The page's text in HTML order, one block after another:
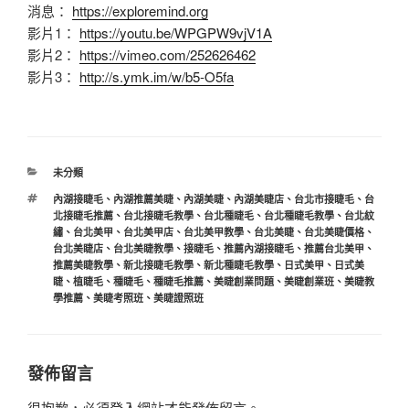
消息： https://exploremind.org
影片1： https://youtu.be/WPGPW9vjV1A
影片2： https://vimeo.com/252626462
影片3： http://s.ymk.im/w/b5-O5fa
分
未分類
標
籤
內湖接睫毛、 內湖推薦美睫、 內湖美睫、 內湖美睫店、 台北市接睫毛、 台
北接睫毛推薦、 台北接睫毛教學、 台北種睫毛、 台北種睫毛教學、 台北紋
繡、 台北美甲 、 台北美甲店、 台北美甲教學、 台北美睫、 台北美睫價格、
台北美睫店、 台北美睫教學、 接睫毛、 推薦內湖接睫毛、 推薦台北美甲 、
推薦美睫教學、 新北接睫毛教學、 新北種睫毛教學、 日式美甲 、 日式美
睫、 植睫毛、 種睫毛、 種睫毛推薦、 美睫創業問題、 美睫創業班、 美睫教
學推薦、 美睫考照班、 美睫證照班
發佈留言